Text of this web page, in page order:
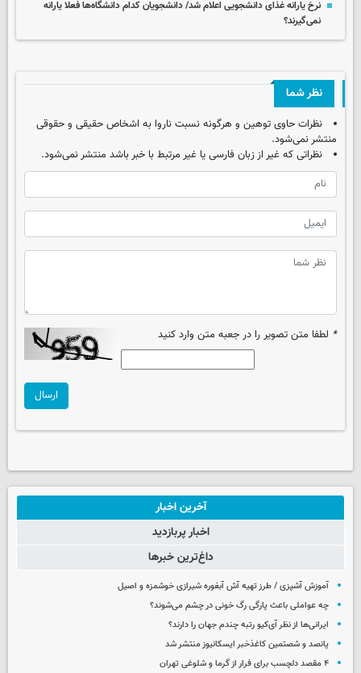
نرخ یارانه غذای دانشجویی اعلام شد/ دانشجویان کدام دانشگاه‌ها فعلا یارانه
نمی‌گیرند؟
نظر شما
نظرات حاوی توهین و هرگونه نسبت ناروا به اشخاص حقیقی و حقوقی
منتشر نمی‌شود.
نظراتی که غیر از زبان فارسی یا غیر مرتبط با خبر باشد منتشر نمی‌شود.
* لطفا متن تصویر را در جعبه متن وارد کنید
ارسال
آخرین اخبار
اخبار پربازدید
داغ‌ترین خبرها
آموزش آشپزی / طرز تهیه آش آبغوره شیرازی خوشمزه و اصیل
چه عواملی باعث پارگی رگ خونی در چشم می‌شوند؟
ایرانی‌ها از نظر آی‌کیو رتبه چندم جهان را دارند؟
پانصد و شصتمین کاغذخبر ایسکانیوز منتشر شد
۴ مقصد دلچسب برای فرار از گرما و شلوغی تهران